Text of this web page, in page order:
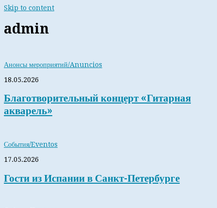
Skip to content
admin
Анонсы мероприятий/Anuncios
18.05.2026
Благотворительный концерт «Гитарная
акварель»
События/Eventos
17.05.2026
Гости из Испании в Санкт-Петербурге